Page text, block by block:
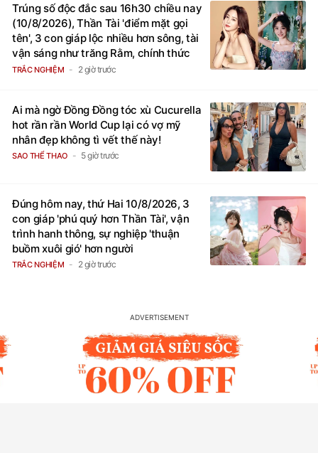
Trúng số độc đắc sau 16h30 chiều nay
(10/8/2026), Thần Tài 'điểm mặt gọi
tên', 3 con giáp lộc nhiều hơn sông, tài
vận sáng như trăng Rằm, chính thức
hết khổ
TRẮC NGHIỆM 2 giờ trước
Ai mà ngờ Đồng Đồng tóc xù Cucurella
hot rần rần World Cup lại có vợ mỹ
nhân đẹp không tì vết thế này!
SAO THỂ THAO 5 giờ trước
Đúng hôm nay, thứ Hai 10/8/2026, 3
con giáp 'phú quý hơn Thần Tài', vận
trình hanh thông, sự nghiệp 'thuận
buồm xuôi gió' hơn người
TRẮC NGHIỆM 2 giờ trước